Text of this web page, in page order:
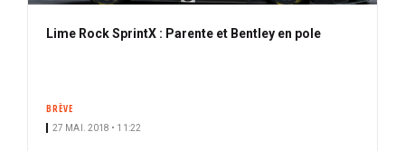
Lime Rock SprintX : Parente et Bentley en pole
BRÈVE
27 MAI. 2018 • 11:22